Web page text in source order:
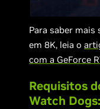
Para saber
em 8K, leia o
com a GeForce
Requisitos
Watch